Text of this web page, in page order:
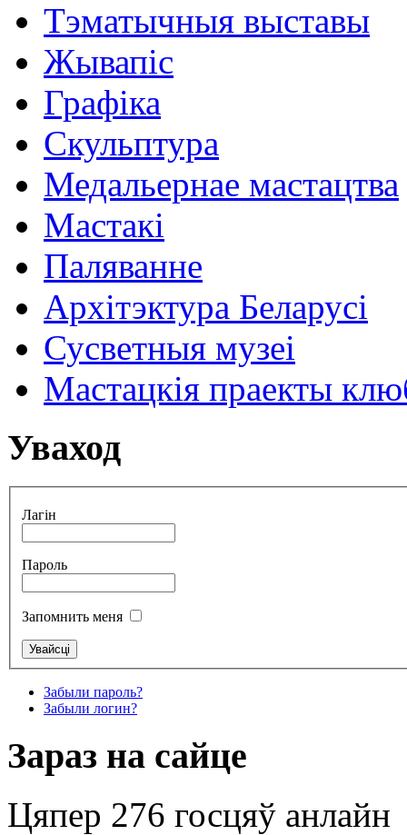
Тэматычныя выставы
Жывапіс
Графіка
Скульптура
Медальернае мастацтва
Мастакі
Паляванне
Архітэктура Беларусі
Сусветныя музеі
Мастацкія праекты
Уваход
Лагін
Пароль
Запомнить меня
Забыли пароль?
Забыли логин?
Зараз на сайце
Цяпер 276 госцяў анлайн